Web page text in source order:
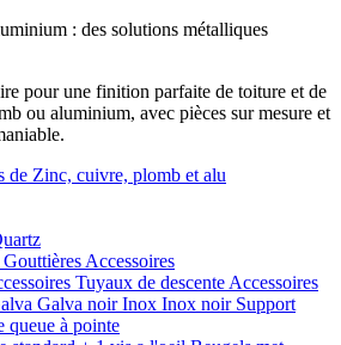
: des solutions métalliques
pour une finition parfaite de toiture et de
ou aluminium, avec pièces sur mesure et
de Zinc, cuivre, plomb et alu
Gouttières Accessoires
Tuyaux de descente Accessoires
Galva noirInox Inox noir Support
queue à pointe